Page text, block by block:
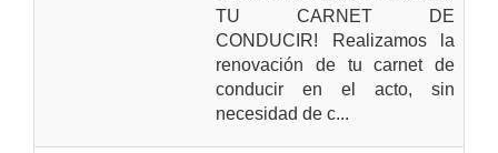
TU CARNET DE
CONDUCIR! Realizamos la
renovación de tu carnet de
conducir en el acto, sin
necesidad de c...